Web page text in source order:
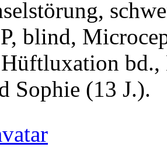
blind,
bd.,
Sophie (13 J.).